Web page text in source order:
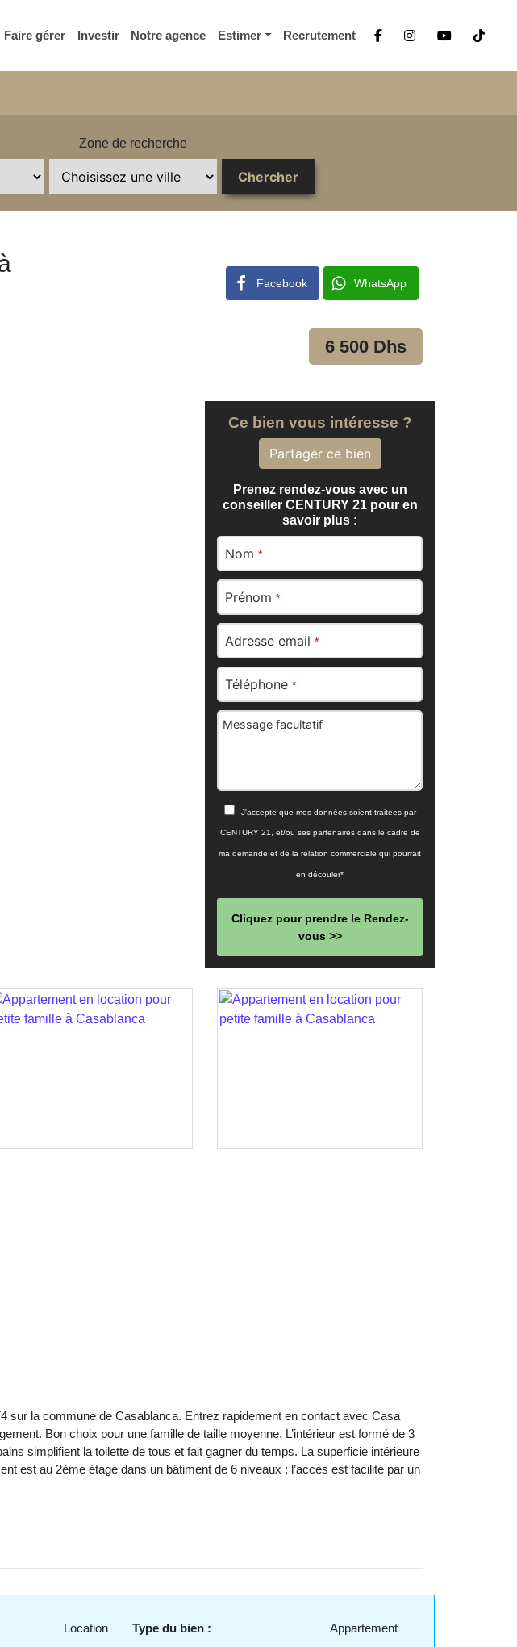
Faire gérer Investir Notre agence Estimer Recrutement
Zone de recherche
Facebook WhatsApp
6 500 Dhs
Ce bien vous intéresse ?
Partager ce bien
Prenez rendez-vous avec un
conseiller CENTURY 21 pour en
savoir plus :
Nom *
Prénom *
Adresse email *
Téléphone *
Message facultatif
J'accepte que mes données soient traitées par
CENTURY 21, et/ou ses partenaires dans le cadre de
ma demande et de la relation commerciale qui pourrait
en découler*
Cliquez pour prendre le Rendez-
vous >>
field
should
sur la commune de Casablanca. Entrez rapidement en contact avec Casa
Bon choix pour une famille de taille moyenne. L’intérieur est formé de 3
simplifient la toilette de tous et fait gagner du temps. La superficie intérieure
est au 2ème étage dans un bâtiment de 6 niveaux ; l’accès est facilité par un
Location Type du bien : Appartement